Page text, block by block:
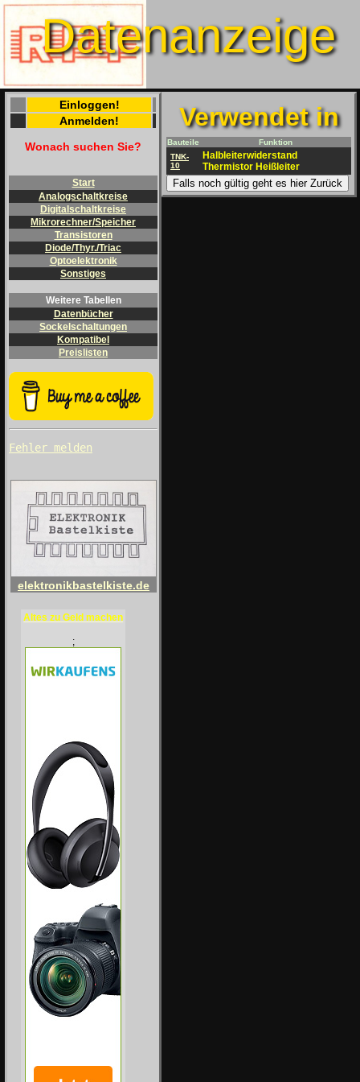
Datenanzeige
Einloggen!
Anmelden!
Wonach suchen Sie?
Start
Analogschaltkreise
Digitalschaltkreise
Mikrorechner/Speicher
Transistoren
Diode/Thyr./Triac
Optoelektronik
Sonstiges
Weitere Tabellen
Datenbücher
Sockelschaltungen
Kompatibel
Preislisten
Fehler melden
elektronikbastelkiste.de
Altes zu Geld machen
;
Verwendet in
Bauteile
Funktion
TNK-
10
Halbleiterwiderstand
Thermistor Heißleiter
Falls noch gültig geht es hier Zurück